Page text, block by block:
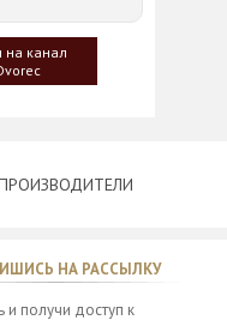
предметов
впервые
Билоба, у
на канал
НА РАССЫЛКУ
получи доступ к